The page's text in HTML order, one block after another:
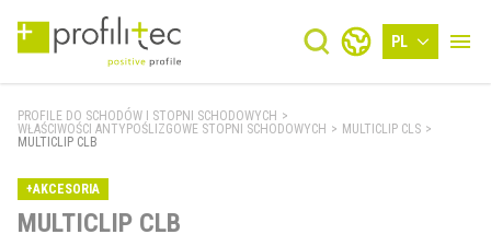
PL
PROFILE DO SCHODÓW I STOPNI SCHODOWYCH >
WŁAŚCIWOŚCI ANTYPOŚLIZGOWE STOPNI SCHODOWYCH > MULTICLIP CLS >
MULTICLIP CLB
+AKCESORIA
MULTICLIP CLB